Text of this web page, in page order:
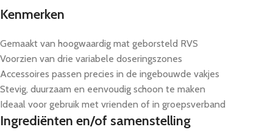
Kenmerken
Gemaakt van hoogwaardig mat geborsteld RVS
Voorzien van drie variabele doseringszones
Accessoires passen precies in de ingebouwde vakjes
Stevig, duurzaam en eenvoudig schoon te maken
Ideaal voor gebruik met vrienden of in groepsverband
Ingrediënten en/of samenstelling